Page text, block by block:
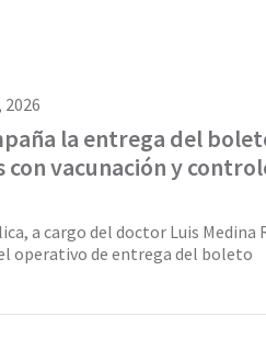
2026
la entrega del
vacunación y
a cargo del doctor Luis Medina
operativo de entrega del boleto